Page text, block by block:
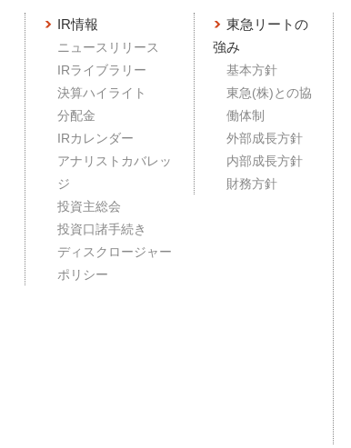
IR情報
ニュースリリース
IRライブラリー
決算ハイライト
分配金
IRカレンダー
アナリストカバレッ
ジ
投資主総会
投資口諸手続き
ディスクロージャー
ポリシー
東急リートの
強み
基本方針
東急(株)との協
働体制
外部成長方針
内部成長方針
財務方針